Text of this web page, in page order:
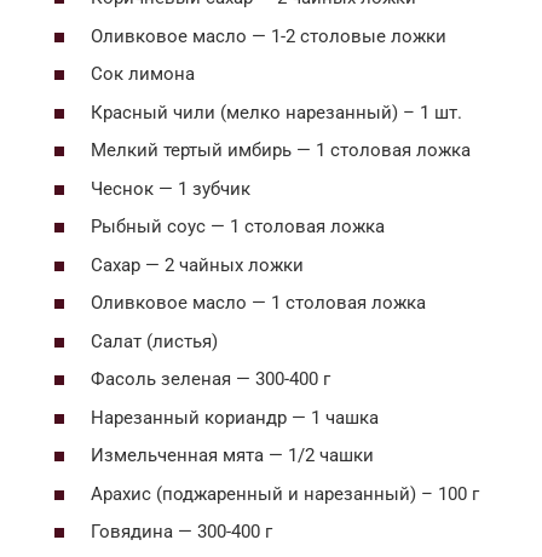
Оливковое масло — 1-2 столовые ложки
Сок лимона
Красный чили (мелко нарезанный) – 1 шт.
Мелкий тертый имбирь — 1 столовая ложка
Чеснок — 1 зубчик
Рыбный соус — 1 столовая ложка
Сахар — 2 чайных ложки
Оливковое масло — 1 столовая ложка
Салат (листья)
Фасоль зеленая — 300-400 г
Нарезанный кориандр — 1 чашка
Измельченная мята — 1/2 чашки
Арахис (поджаренный и нарезанный) – 100 г
Говядина — 300-400 г